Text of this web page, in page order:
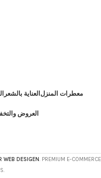
العناية بالشعر معطرات المنزل
العروض
WEB DESIGEN. PREMIUM E-COMMERCE